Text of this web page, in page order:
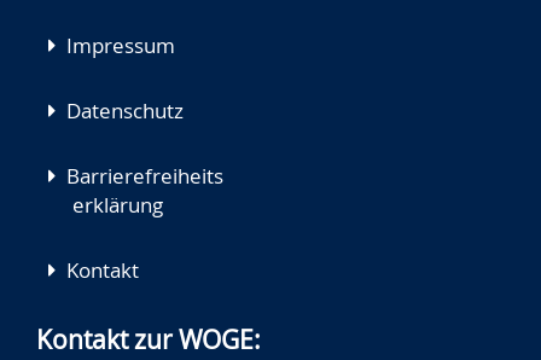
Impressum
Datenschutz
Barrierefreiheits
erklärung
Kontakt
Kontakt zur WOGE: